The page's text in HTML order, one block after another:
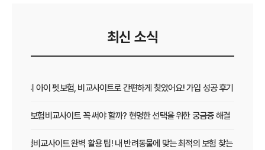
최신 소식
우리 아이 펫보험, 비교사이트로 간편하게 찾았어요! 가입 성공 후기
펫보험비교사이트 꼭 써야 할까? 현명한 선택을 위한 궁금증 해결
펫보험비교사이트 완벽 활용 팁! 내 반려동물에 맞는 최적의 보험 찾는 법